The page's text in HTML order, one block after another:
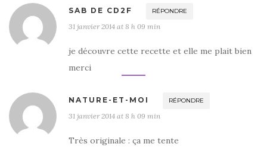
SAB DE CD2F RÉPONDRE
31 janvier 2014 at 8 h 09 min
je découvre cette recette et elle me plait bien
merci
NATURE-ET-MOI RÉPONDRE
31 janvier 2014 at 8 h 09 min
Très originale : ça me tente